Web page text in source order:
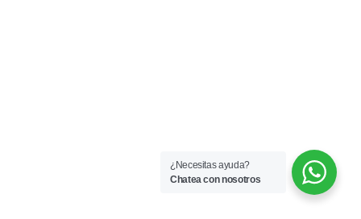
¿Necesitas ayuda?
Chatea con nosotros